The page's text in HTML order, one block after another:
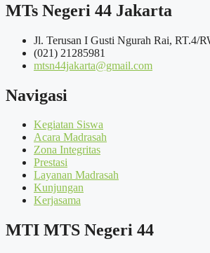
MTs Negeri 44 Jakarta
Jl. Terusan I Gusti Ngurah Rai, RT.4/
(021) 21285981
mtsn44jakarta@gmail.com
Navigasi
Kegiatan Siswa
Acara Madrasah
Zona Integritas
Prestasi
Layanan Madrasah
Kunjungan
Kerjasama
MTI MTS Negeri 44